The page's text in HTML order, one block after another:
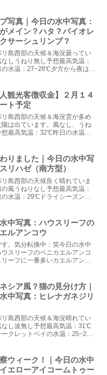
写真｜今日の水中写真：
メイン？ハタ？バイオレ
サーシュリンプ？
島西部の天候＆海況曇ってい
なしうねり無し予想最高気温：
水温：27~28℃夕方から夜は雨
ちゃん「客室を見守る猫」雨が
しばらく...
人観光客徴収金】２月１４
ト予定
島西部の天候＆海況雲が多め
陽は出ています。風なし、うね
想最高気温：32℃昨日の水温：
らない：汗透明度はどのポイ
まり良く...
りました｜今日の水中写
リハゼ（南方型）
島西部の天候良く晴れていま
風うねりなし予想最高気温：
水温：29℃ドライシーズンっ
日ブログで書いたダイブセンタ
飾り終わりま...
中写真：ハウスリーフの
ルアンコウ
。気分転換中：笑今日の水中
スリーフのベニカエルアンコ
リーフに一番多いカエルアンコ
学名：Antennarius n...
シア風？猫の見分け方｜
中写真：ヒレナガネジリ
島西部の天候＆海況晴れてい
なし波無し予想最高気温：31℃
クレットベイの水温：25~26℃
ポイント決めが楽：笑インドネ
猫の見分...
ウィーク！｜今日の水中
エローアイコームトゥー